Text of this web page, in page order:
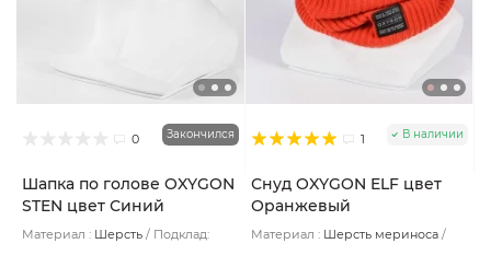
0 Закончился
Шапка по голове OXYGON
STEN цвет Синий
Материал : Шерсть
Подклад:
1 В наличии
Снуд OXYGON ELF цвет
Оранжевый
Материал : Шерсть мериноса